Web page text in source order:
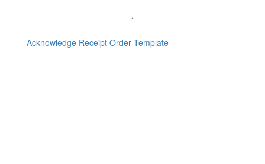
Acknowledge Receipt Order Template